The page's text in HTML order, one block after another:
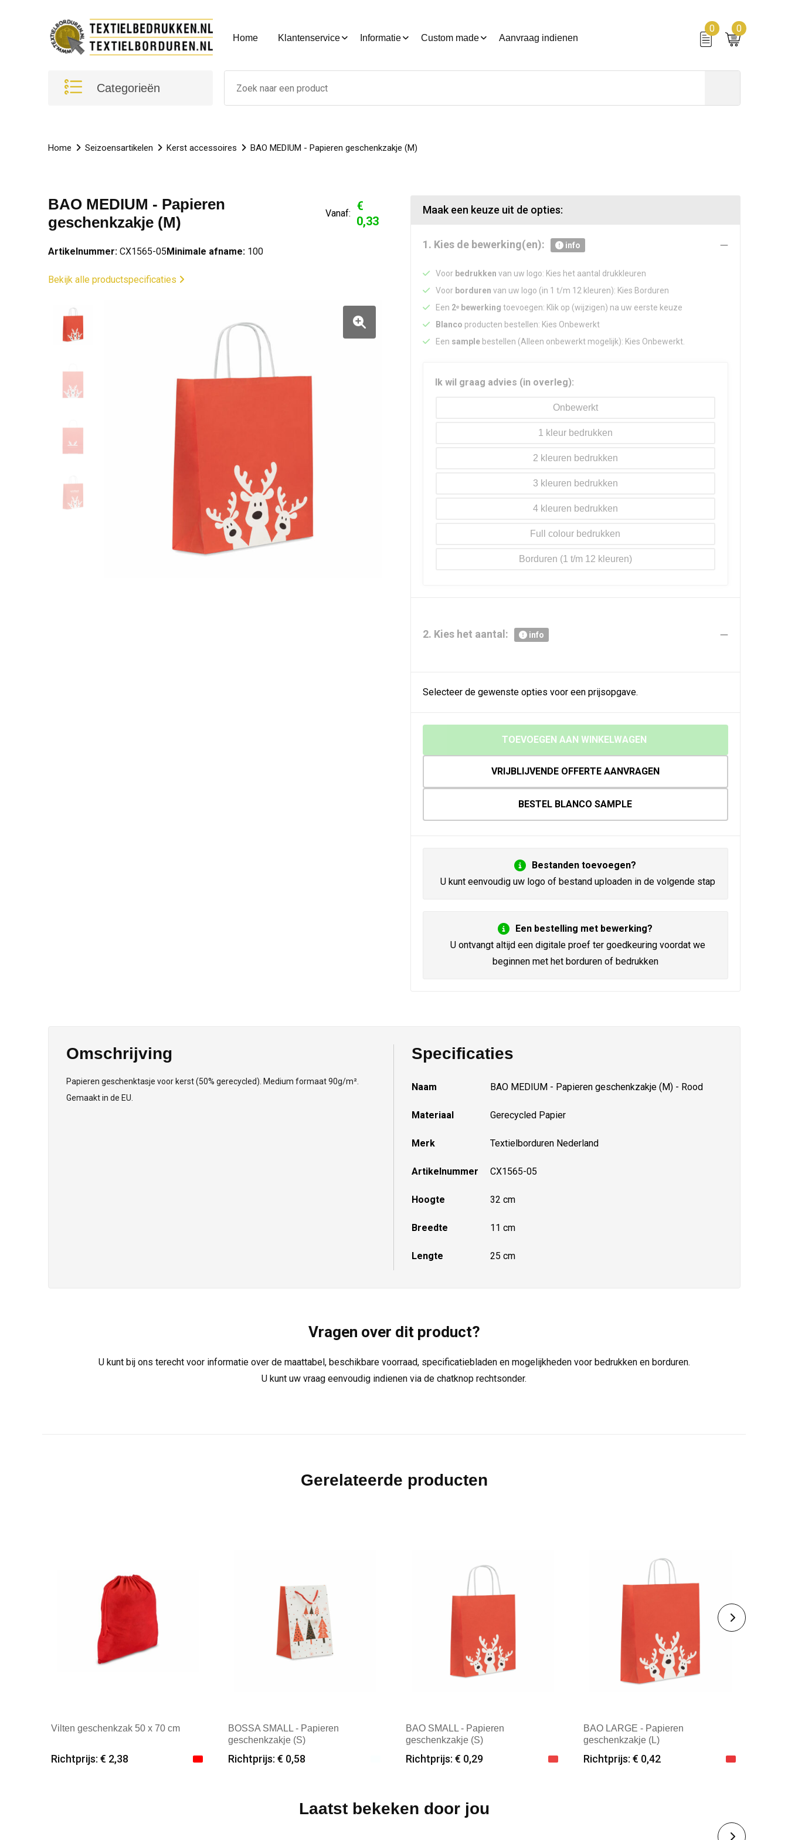
Home Klantenservice Informatie Custom made Aanvraag indienen
0
0
Categorieën
Home Seizoensartikelen Kerst accessoires BAO MEDIUM - Papieren geschenkzakje (M)
BAO MEDIUM - Papieren
geschenkzakje (M)
Vanaf:
€
0,33
Artikelnummer: CX1565-05Minimale afname:100
Bekijk alle productspecificaties
Maak een keuze uit de opties:
1. Kies de bewerking(en): info
Voor bedrukken van uw logo: Kies het aantal drukkleuren
Voor borduren van uw logo (in 1 t/m 12 kleuren): Kies Borduren
Een 2ᵉ bewerking toevoegen: Klik op (wijzigen) na uw eerste keuze
Blanco producten bestellen: Kies Onbewerkt
Een samplebestellen (Alleen onbewerkt mogelijk): Kies Onbewerkt.
Ik wil graag advies (in overleg):
Onbewerkt
1
2
3
4
Borduren
Full colour
2. Kies het aantal: info
Selecteer de gewenste opties voor een prijsopgave.
TOEVOEGEN AAN WINKELWAGEN
VRIJBLIJVENDE OFFERTE AANVRAGEN
BESTEL BLANCO SAMPLE
Bestanden toevoegen?
U kunt eenvoudig uw logo of bestand uploaden in de volgende stap
Een bestelling met bewerking?
U ontvangt altijd een digitale proef ter goedkeuring voordat we
beginnen met het borduren of bedrukken
Omschrijving
Papieren geschenktasje voor kerst (50% gerecycled). Medium formaat 90g/m².
Gemaakt in de EU.
Specificaties
Naam BAO MEDIUM - Papieren geschenkzakje (M) - Rood
Materiaal Gerecycled Papier
Merk Textielborduren Nederland
Artikelnummer CX1565-05
Hoogte 32 cm
Breedte 11 cm
Lengte 25 cm
Vragen over dit product?
U kunt bij ons terecht voor informatie over de maattabel, beschikbare voorraad, specificatiebladen en mogelijkheden voor bedrukken en borduren.
U kunt uw vraag eenvoudig indienen via de chatknop rechtsonder.
Gerelateerde producten
Vilten geschenkzak 50 x 70 cm
Richtprijs: € 2,38
BOSSA SMALL - Papieren
geschenkzakje (S)
Richtprijs: € 0,58
BAO SMALL - Papieren
geschenkzakje (S)
Richtprijs: € 0,29
BAO LARGE - Papieren
geschenkzakje (L)
Richtprijs: € 0,42
Laatst bekeken door jou